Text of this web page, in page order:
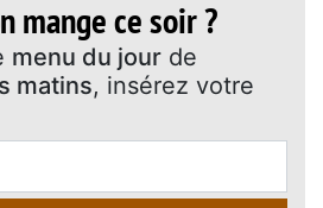
mange ce soir ?
menu du jour de
matins, insérez votre